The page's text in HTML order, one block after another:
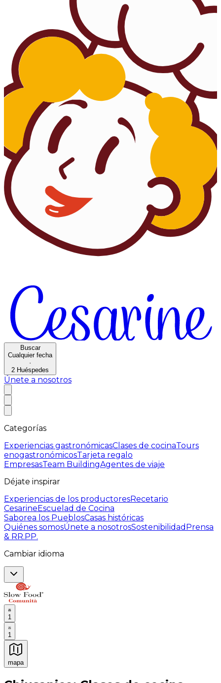
Buscar
Cualquier fecha
·
2 Huéspedes
Únete a nosotros
Categorías
Experiencias gastronómicasClases de cocinaTours
enogastronómicosTarjeta regalo
EmpresasTeam BuildingAgentes de viaje
Déjate inspirar
Experiencias de los productoresRecetario
CesarineEscuelad de Cocina
Saborea los PueblosCasas históricas
Quiénes somosÚnete a nosotrosSostenibilidad Prensa
& RR.PP.
Cambiar idioma
1
1
mapa